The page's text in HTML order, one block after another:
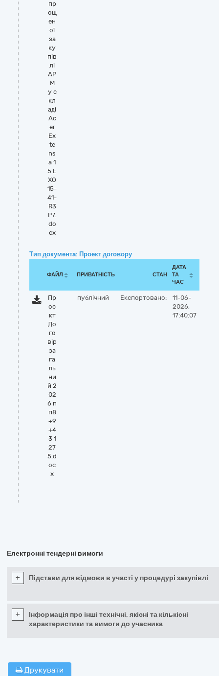
пр
ощ
ен
ої
за
ку
пів
лі
АР
М
у с
кл
аді
Ac
er
Ex
te
ns
a 1
5 E
XO
15-
41-
R3
P7.
do
cx
Тип документа: Проект договору
ФАЙЛ ПРИВАТНІСТЬ СТАН
ДАТА
ТА
ЧАС
Пр
оє
кт
До
го
вір
за
га
ль
ни
й 2
02
6 п
п8
+9
+4
3 1
27
5.d
oc
x
публічний Експортовано:
11-06-
2026,
17:40:07
Електронні тендерні вимоги
+ Підстави для відмови в участі у процедурі закупівлі
+
Інформація про інші технічні, якісні та кількісні
характеристики та вимоги до учасника
Друкувати